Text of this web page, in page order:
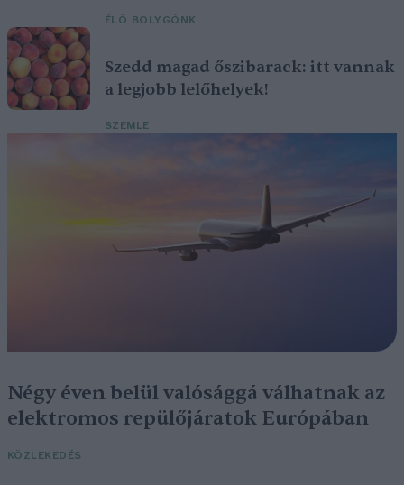
ÉLŐ BOLYGÓNK
Szedd magad őszibarack: itt vannak
a legjobb lelőhelyek!
SZEMLE
Négy éven belül valósággá válhatnak az
elektromos repülőjáratok Európában
KÖZLEKEDÉS